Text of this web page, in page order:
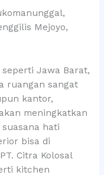
Mejoyo,
Jawa Barat,
ruangan sangat
kantor,
meningkatkan
hati
bisa di
Citra Kolosal
kitchen